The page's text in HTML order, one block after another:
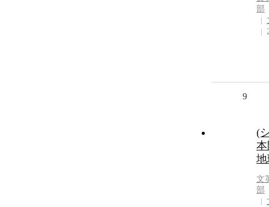
部
9
(
本
地
文
部